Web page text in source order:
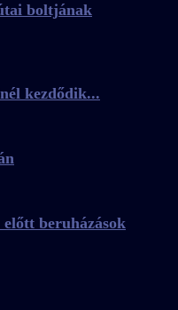
boltjának
kezdődik...
beruházások